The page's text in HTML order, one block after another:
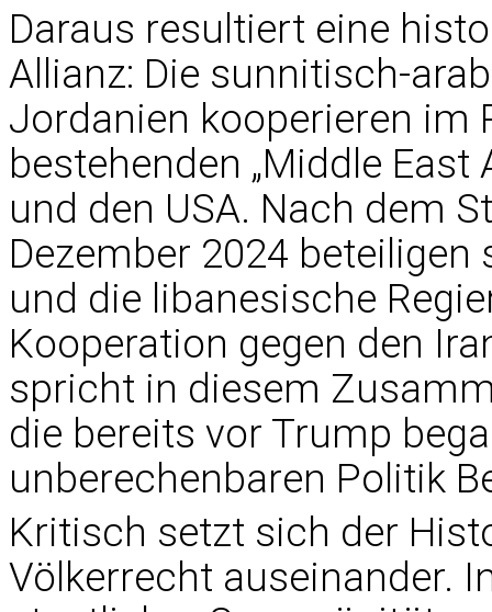
Daraus resultiert eine
Allianz: Die sunnitisch-
Jordanien kooperieren im
bestehenden „Middle
und den USA. Nach dem
Dezember 2024
und die libanesische
Kooperation gegen den
spricht in diesem
die bereits vor Trump
unberechenbaren Politik
Kritisch setzt sich der
Völkerrecht auseinander.